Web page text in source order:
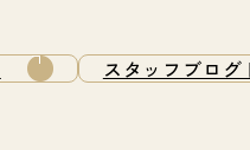
スタッフブログ